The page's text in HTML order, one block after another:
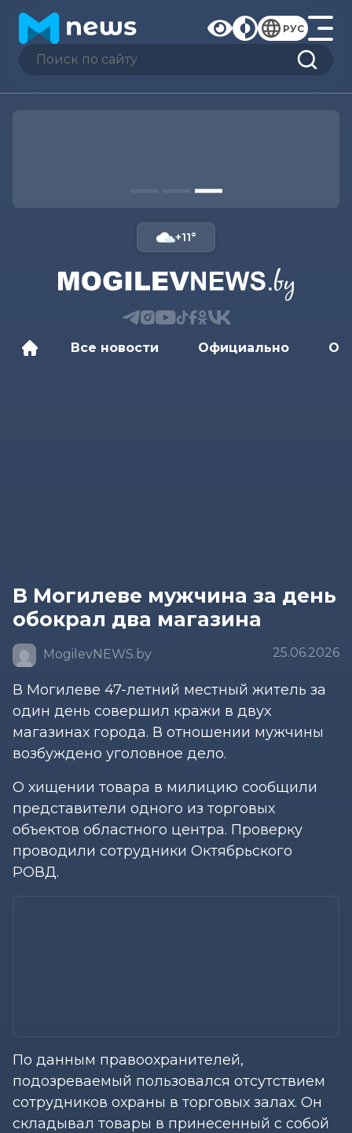
РУС
+11°
Все новости Официально
В Могилеве мужчина за день
обокрал два магазина
MogilevNEWS.by 25.06.2026
В Могилеве 47-летний местный житель за
один день совершил кражи в двух
магазинах города. В отношении мужчины
возбуждено уголовное дело.
О хищении товара в милицию сообщили
представители одного из торговых
объектов областного центра. Проверку
проводили сотрудники Октябрьского
РОВД.
По данным правоохранителей,
подозреваемый пользовался отсутствием
сотрудников охраны в торговых залах. Он
складывал товары в принесенный с собой